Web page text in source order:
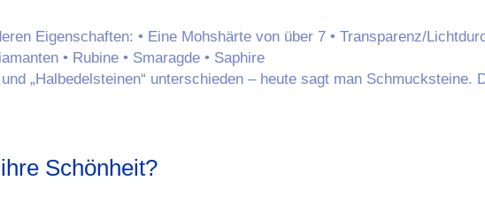
Eigenschaften: • Eine Mohshärte von über 7 • Transparenz/
• Rubine • Smaragde • Saphire
„Halbedelsteinen“ unterschieden – heute sagt man
Schönheit?